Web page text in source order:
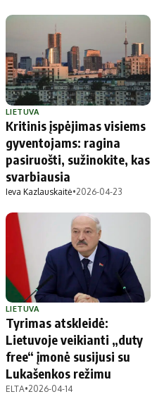
LIETUVA
Kritinis įspėjimas visiems
gyventojams: ragina
pasiruošti, sužinokite, kas
svarbiausia
Ieva Kazlauskaitė•2026-04-23
LIETUVA
Tyrimas atskleidė:
Lietuvoje veikianti „duty
free“ įmonė susijusi su
Lukašenkos režimu
ELTA•2026-04-14